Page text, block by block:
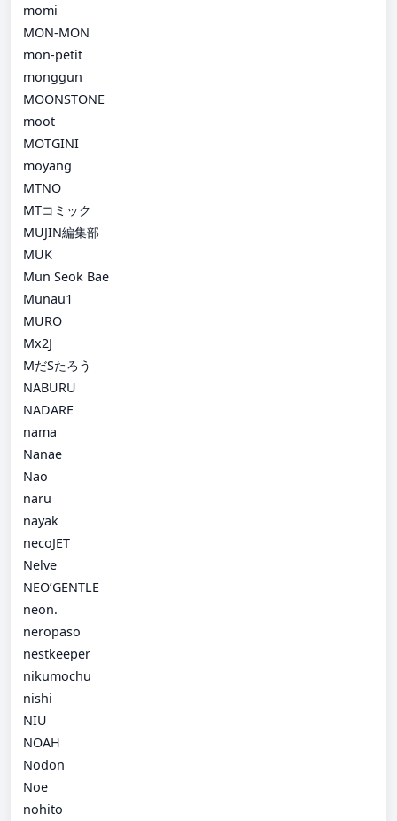
momi
MON-MON
mon-petit
monggun
MOONSTONE
moot
MOTGINI
moyang
MTNO
MTコミック
MUJIN編集部
MUK
Mun Seok Bae
Munau1
MURO
Mx2J
MだSたろう
NABURU
NADARE
nama
Nanae
Nao
naru
nayak
necoJET
Nelve
NEO’GENTLE
neon.
neropaso
nestkeeper
nikumochu
nishi
NIU
NOAH
Nodon
Noe
nohito